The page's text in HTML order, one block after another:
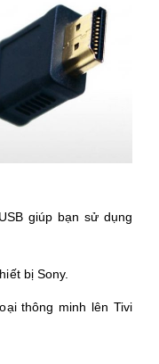
giúp bạn sử dụng
bị Sony.
thông minh lên Tivi